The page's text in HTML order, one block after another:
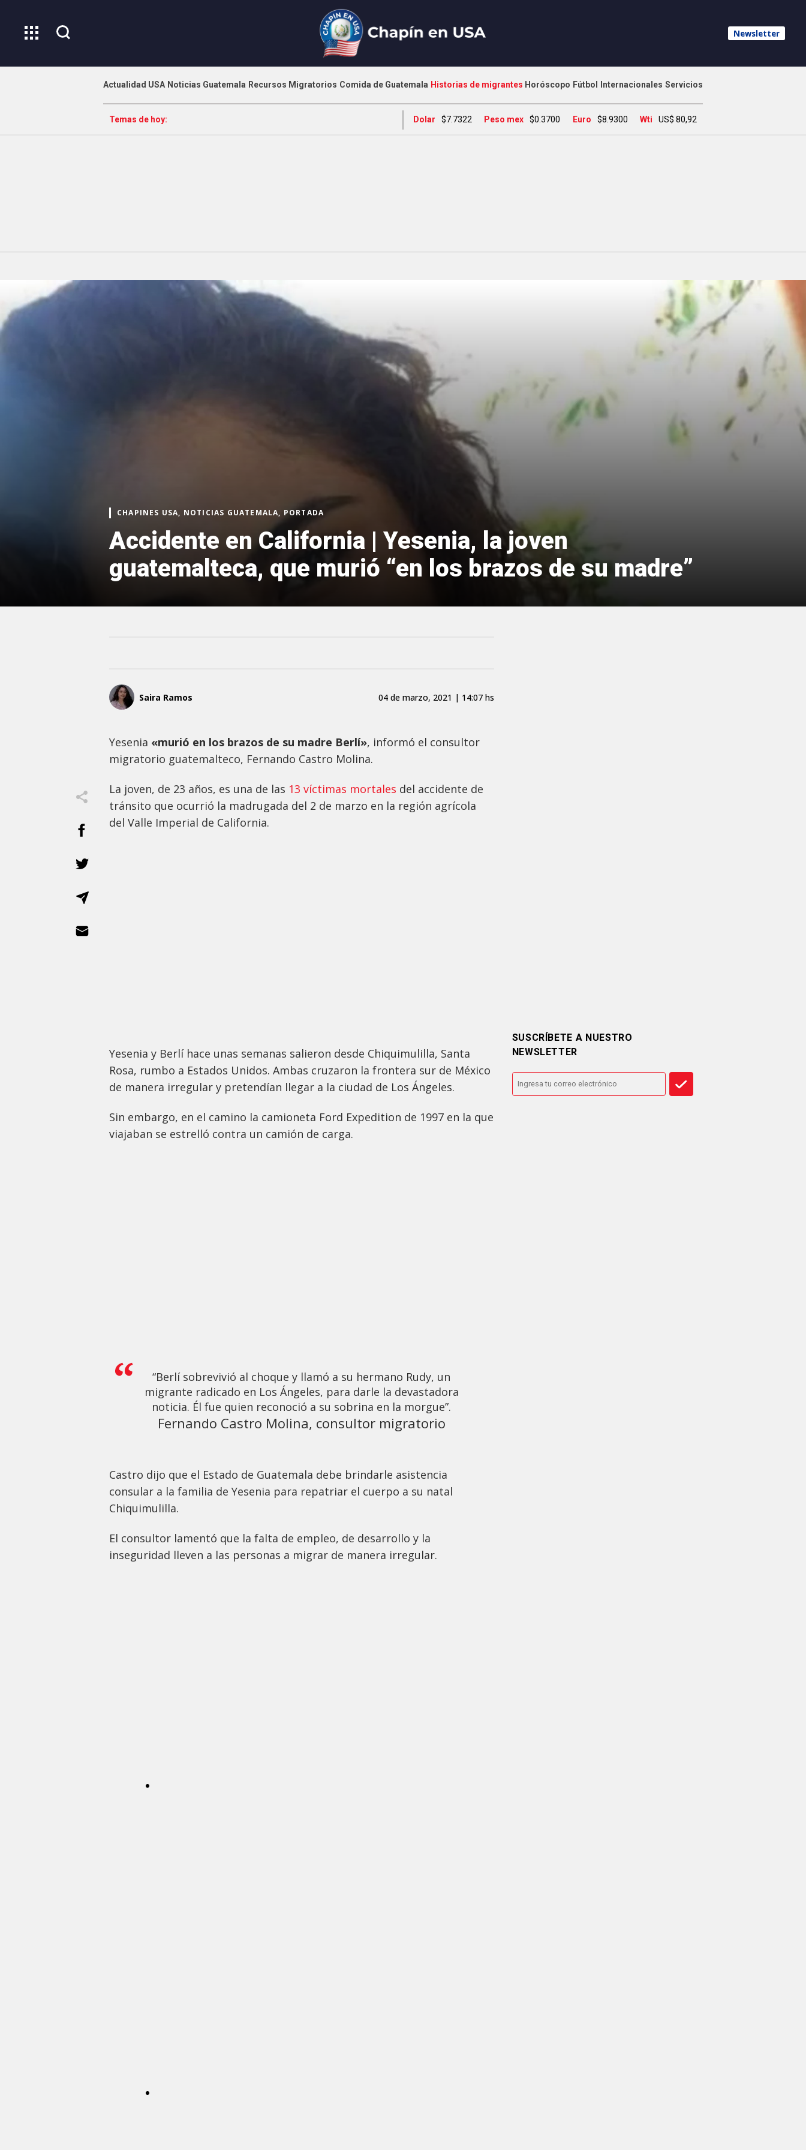
Newsletter
Actualidad USA Noticias Guatemala Recursos Migratorios Comida de Guatemala Historias de migrantes Horóscopo Fútbol Internacionales Servicios
Temas de hoy: Dolar $7.7322 Peso mex $0.3700 Euro $8.9300 Wti US$ 80,92
CHAPINES USA, NOTICIAS GUATEMALA, PORTADA
Accidente en California | Yesenia, la joven
guatemalteca, que murió “en los brazos de su madre”
Saira Ramos 04 de marzo, 2021 | 14:07 hs
Yesenia «murió en los brazos de su madre Berlí», informó el consultor
migratorio guatemalteco, Fernando Castro Molina.
La joven, de 23 años, es una de las 13 víctimas mortales del accidente de
tránsito que ocurrió la madrugada del 2 de marzo en la región agrícola
del Valle Imperial de California.
Yesenia y Berlí hace unas semanas salieron desde Chiquimulilla, Santa
Rosa, rumbo a Estados Unidos. Ambas cruzaron la frontera sur de México
de manera irregular y pretendían llegar a la ciudad de Los Ángeles.
Sin embargo, en el camino la camioneta Ford Expedition de 1997 en la que
viajaban se estrelló contra un camión de carga.
“Berlí sobrevivió al choque y llamó a su hermano Rudy, un
migrante radicado en Los Ángeles, para darle la devastadora
noticia. Él fue quien reconoció a su sobrina en la morgue”.
Fernando Castro Molina, consultor migratorio
Castro dijo que el Estado de Guatemala debe brindarle asistencia
consular a la familia de Yesenia para repatriar el cuerpo a su natal
Chiquimulilla.
El consultor lamentó que la falta de empleo, de desarrollo y la
inseguridad lleven a las personas a migrar de manera irregular.
SUSCRÍBETE A NUESTRO
NEWSLETTER